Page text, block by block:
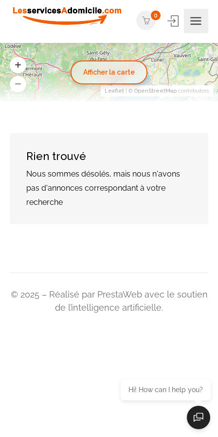
0
Rien trouvé
Nous sommes désolés, mais nous n'avons
pas d'annonces correspondant à votre
recherche
© 2025 – Réalisé par PrestaWeb avec le soutien
de l’intelligence artificielle.
Leaflet | © OpenStreetMap contributors
Afficher la carte
Hi! How can I help you?